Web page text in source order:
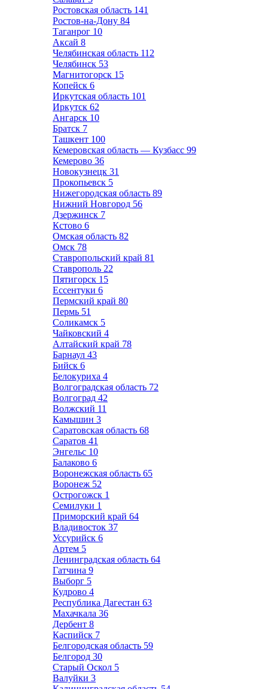
Ростовская область 141
Ростов-на-Дону 84
Таганрог 10
Аксай 8
Челябинская область 112
Челябинск 53
Магнитогорск 15
Копейск 6
Иркутская область 101
Иркутск 62
Ангарск 10
Братск 7
Ташкент 100
Кемеровская область — Кузбасс 99
Кемерово 36
Новокузнецк 31
Прокопьевск 5
Нижегородская область 89
Нижний Новгород 56
Дзержинск 7
Кстово 6
Омская область 82
Омск 78
Ставропольский край 81
Ставрополь 22
Пятигорск 15
Ессентуки 6
Пермский край 80
Пермь 51
Соликамск 5
Чайковский 4
Алтайский край 78
Барнаул 43
Бийск 6
Белокуриха 4
Волгоградская область 72
Волгоград 42
Волжский 11
Камышин 3
Саратовская область 68
Саратов 41
Энгельс 10
Балаково 6
Воронежская область 65
Воронеж 52
Острогожск 1
Семилуки 1
Приморский край 64
Владивосток 37
Уссурийск 6
Артем 5
Ленинградская область 64
Гатчина 9
Выборг 5
Кудрово 4
Республика Дагестан 63
Махачкала 36
Дербент 8
Каспийск 7
Белгородская область 59
Белгород 30
Старый Оскол 5
Валуйки 3